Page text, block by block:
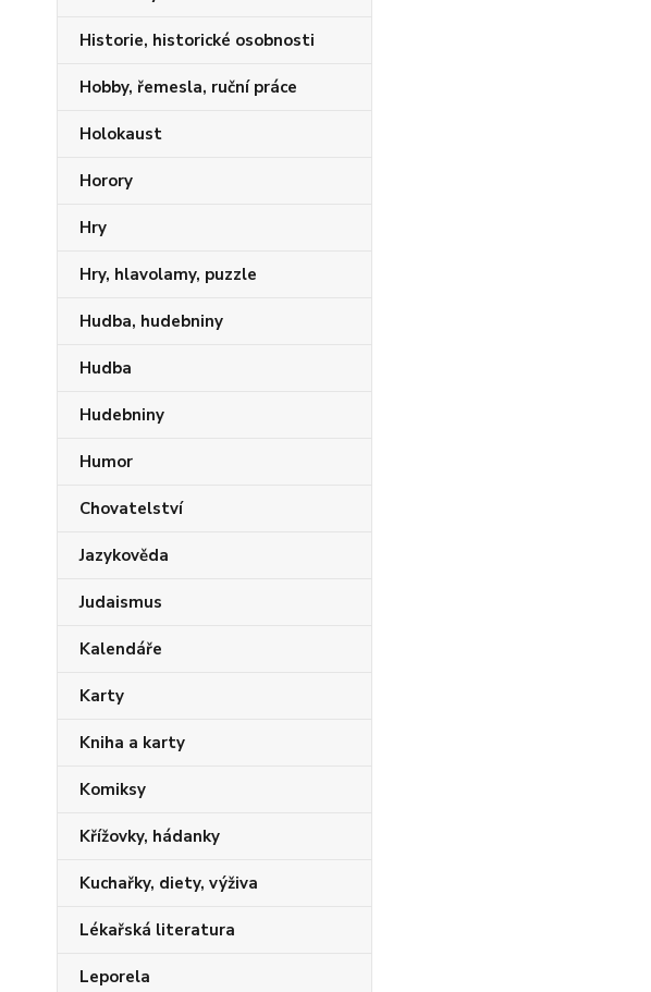
Historie, historické osobnosti
Hobby, řemesla, ruční práce
Holokaust
Horory
Hry
Hry, hlavolamy, puzzle
Hudba, hudebniny
Hudba
Hudebniny
Humor
Chovatelství
Jazykověda
Judaismus
Kalendáře
Karty
Kniha a karty
Komiksy
Křížovky, hádanky
Kuchařky, diety, výživa
Lékařská literatura
Leporela